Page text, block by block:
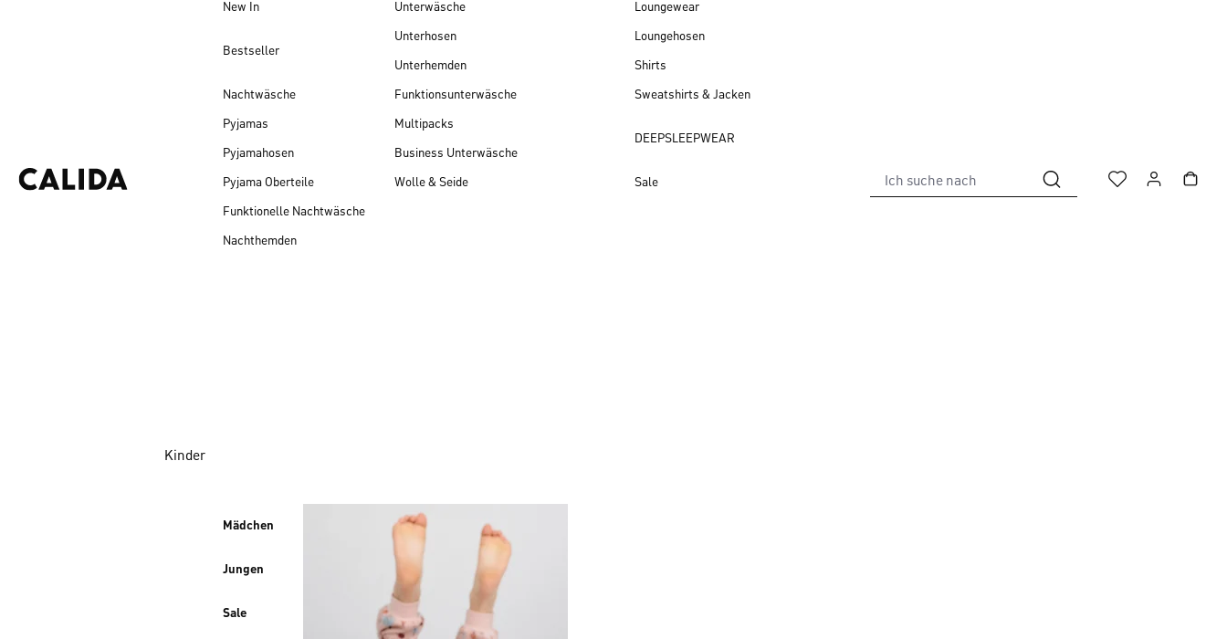
New In
Bestseller
Nachtwäsche
Pyjamas
Pyjamahosen
Pyjama Oberteile
Funktionelle Nachtwäsche
Nachthemden
Unterwäsche
Unterhosen
Unterhemden
Funktionsunterwäsche
Multipacks
Business Unterwäsche
Wolle & Seide
Loungewear
Loungehosen
Shirts
Sweatshirts & Jacken
DEEPSLEEPWEAR
Sale
Kinder
Mädchen
Jungen
Sale